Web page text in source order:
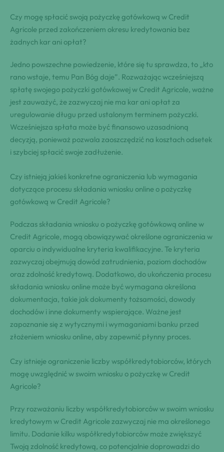
Czy mogę spłacić swoją pożyczkę gotówkową w Credit
Agricole przed zakończeniem okresu kredytowania bez
żadnych kar ani opłat?
Jedno powszechne powiedzenie, które się tu sprawdza, to „kto
rano wstaje, temu Pan Bóg daje”. Rozważając wcześniejszą
spłatę swojego pożyczki gotówkowej w Credit Agricole, ważne
jest zauważyć, że zazwyczaj nie ma kar ani opłat za
uregulowanie długu przed ustalonym terminem pożyczki.
Wcześniejsza spłata może być finansowo uzasadnioną
decyzją, ponieważ pozwala zaoszczędzić na kosztach odsetek
i szybciej spłacić swoje zadłużenie.
Czy istnieją jakieś konkretne ograniczenia lub wymagania
dotyczące procesu składania wniosku online o pożyczkę
gotówkową w Credit Agricole?
Podczas składania wniosku o pożyczkę gotówkową online w
Credit Agricole, mogą obowiązywać określone ograniczenia w
oparciu o indywidualne kryteria kwalifikacyjne. Te kryteria
zazwyczaj obejmują dowód zatrudnienia, poziom dochodów
oraz zdolność kredytową. Dodatkowo, do ukończenia procesu
składania wniosku online może być wymagana określona
dokumentacja, takie jak dokumenty tożsamości, dowody
dochodów i inne dokumenty wspierające. Ważne jest
zapoznanie się z wytycznymi i wymaganiami banku przed
złożeniem wniosku online, aby zapewnić płynny proces.
Czy istnieje ograniczenie liczby współkredytobiorców, których
mogę uwzględnić w swoim wniosku o pożyczkę w Credit
Agricole?
Przy rozważaniu liczby współkredytobiorców w swoim wniosku
kredytowym w Credit Agricole zazwyczaj nie ma określonego
limitu. Dodanie kilku współkredytobiorców może zwiększyć
Twoją zdolność kredytową, co potencjalnie doprowadzi do